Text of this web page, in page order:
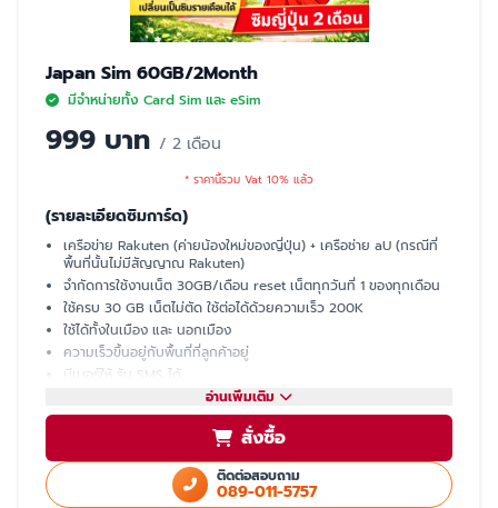
Japan Sim 60GB/2Month
มีจำหน่ายทั้ง Card Sim และ eSim
999 บาท / 2 เดือน
* ราคานี้รวม Vat 10% แล้ว
(รายละเอียดซิมการ์ด)
เครือข่าย Rakuten (ค่ายน้องใหม่ของญี่ปุ่น) + เครือช่าย aU (กรณีที่
พื้นที่นั้นไม่มีสัญญาณ Rakuten)
จำกัดการใช้งานเน็ต 30GB/เดือน reset เน็ตทุกวันที่ 1 ของทุกเดือน
ใช้ครบ 30 GB เน็ตไม่ตัด ใช้ต่อได้ด้วยความเร็ว 200K
ใช้ได้ทั้งในเมือง และ นอกเมือง
ความเร็วขึ้นอยู่กับพื้นที่ที่ลูกค้าอยู่
มีเบอร์ให้ รับ SMS ได้
โทรเข้า-ออก ไม่ได้ ต้องโทรผ่าน LINE
แชร์ hotspot ไม่ได้
บริการหลังการขายโดย ทีมงานคนไทย
อ่านเพิ่มเติม
สั่งซื้อ
ติดต่อสอบถาม
089-011-5757